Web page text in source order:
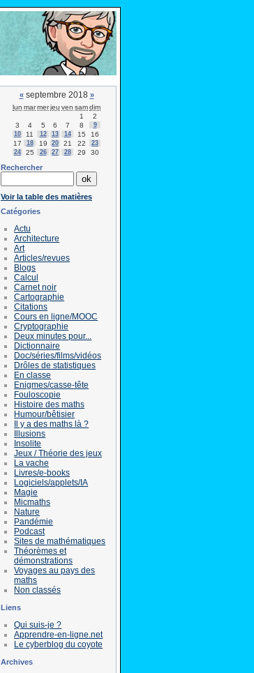
«septembre 2018 »
lun marmerjeu ven samdim
1
2
3
4 5 6 7 8
9
10
11 12 13 14 15
16
17
18 19 20 21 22
23
24
25 26 27 28 29 30
Rechercher
Voir la table des matières
Catégories
Actu
Architecture
Art
Articles/revues
Blogs
Calcul
Carnet noir
Cartographie
Citations
Cours en ligne/MOOC
Cryptographie
Deux minutes pour...
Dictionnaire
Doc/séries/films/vidéos
Drôles de statistiques
En classe
Enigmes/casse-tête
Fouloscopie
Histoire des maths
Humour/bêtisier
Il y a des maths là ?
Illusions
Insolite
Jeux / Théorie des jeux
La vache
Livres/e-books
Logiciels/applets/IA
Magie
Micmaths
Nature
Pandémie
Podcast
Sites de mathématiques
Théorèmes et
démonstrations
Voyages au pays des
maths
Non classés
Liens
Qui suis-je ?
Apprendre-en-ligne.net
Le cyberblog du coyote
Archives